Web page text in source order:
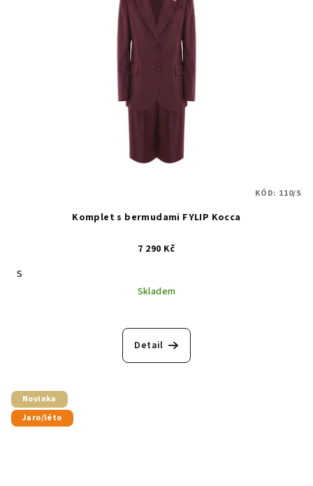
Komplet s bermudami FYLIP Kocca
7 290 Kč
S
Skladem
Detail
KÓD: 110/S
Novinka
Jaro/léto